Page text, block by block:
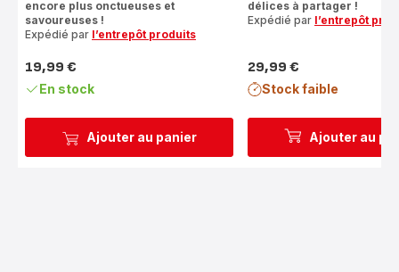
Ajouter au panier
encore plus onctueuses et
savoureuses !
Expédié par l’entrepôt produits
Prix
19,99 €
En stock
Ajouter au
délices à partager !
Expédié par l’entrepôt
Prix
29,99 €
Stock faible